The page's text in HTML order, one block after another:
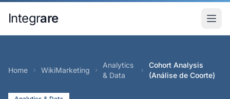
Integrare
Home WikiMarketing
Analytics
& Data
Cohort Analysis
(Análise de Coorte)